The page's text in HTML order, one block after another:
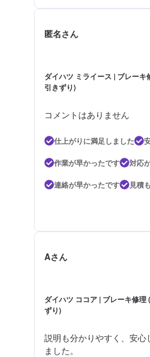
匿名さん
ダイハツ ミライース | ブレーキ
引きずり)
コメントはありません
仕上がりに満足しました
作業が早かったです
対応
連絡が早かったです
見積
Aさん
ダイハツ ココア | ブレーキ修理
ずり)
説明も分かりやすく、安心
ました。